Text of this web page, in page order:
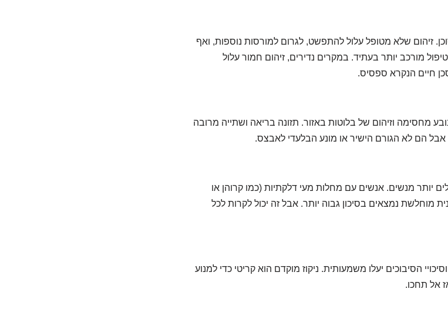
זיהום שלא מטופל עלול להתפשט, לגרום למורסות נוספות, ואף
מורכב יותר בעתיד. במקרים נדירים, זיהום חמור עלול
חיים הנקרא ספסיס.
מחסימה וזיהום של בלוטות באזור. תזונה בריאה ושתייה מרובה
אבל הם לא הגורם הישיר או מונע הבלעדי לאבצס.
יותר מנשים. אנשים עם מחלות מעי דלקתיות (כמו קרוהן או
מוחלשת נמצאים בסיכון גבוה יותר. אבל זה יכול לקרות לכל
הסיבוכים יעלו משמעותית. ניקוז מוקדם הוא קריטי כדי למנוע
אל תחכו.